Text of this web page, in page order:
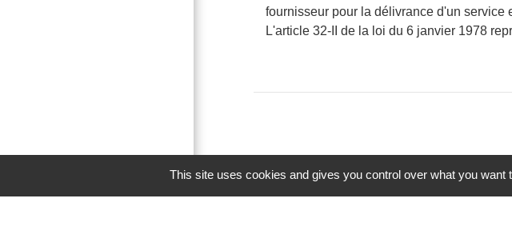
fournisseur pour la délivrance d'un service
L'article 32-II de la loi du 6 janvier 1978
This site uses cookies and gives you control over what you want